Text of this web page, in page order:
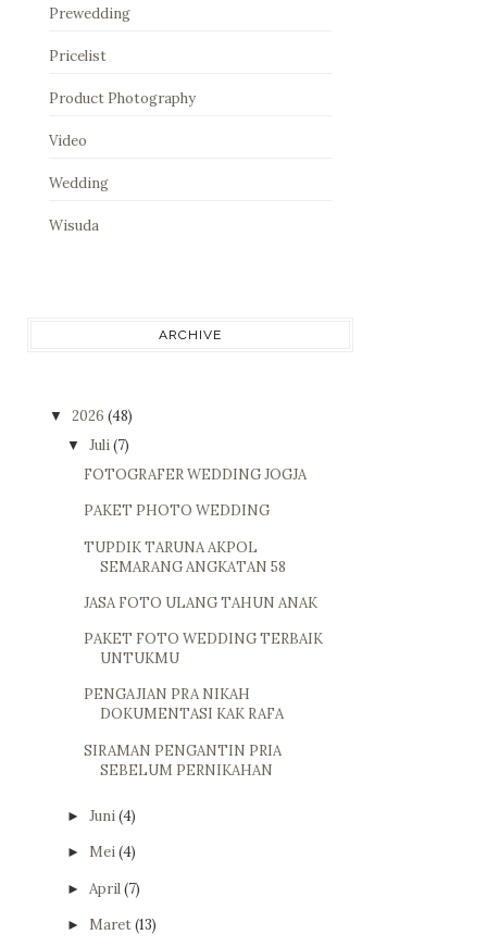
Prewedding
Pricelist
Product Photography
Video
Wedding
Wisuda
ARCHIVE
▼ 2026 (48)
▼ Juli(7)
FOTOGRAFER WEDDING JOGJA
PAKET PHOTO WEDDING
TUPDIK TARUNA AKPOL
SEMARANG ANGKATAN 58
JASA FOTO ULANG TAHUN ANAK
PAKET FOTO WEDDING TERBAIK
UNTUKMU
PENGAJIAN PRA NIKAH
DOKUMENTASI KAK RAFA
SIRAMAN PENGANTIN PRIA
SEBELUM PERNIKAHAN
► Juni(4)
► Mei(4)
► April(7)
► Maret(13)